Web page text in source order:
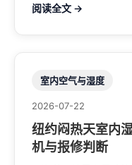
阅读全文 →
室内空气与湿度
2026-07-22
纽约闷热天室内
机与报修判断